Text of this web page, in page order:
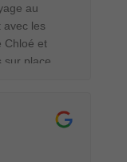
encore
au
avec les
Chloé et
sur place
pour avoir
Je